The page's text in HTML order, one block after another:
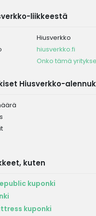
liikkeestä
Hiusverkko
hiusverkko.fi
Onko tämä
Hiusverkko-
kuten
kuponki
kuponki